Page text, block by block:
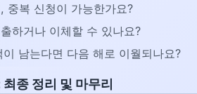
중복 신청이 가능한가요?
하거나 이체할 수 있나요?
남는다면 다음 해로 이월되나요?
종 정리 및 마무리